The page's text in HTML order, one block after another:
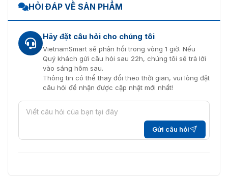
HỎI ĐÁP VỀ SẢN PHẨM
Hãy đặt câu hỏi cho chúng tôi
VietnamSmart sẽ phản hồi trong vòng 1 giờ. Nếu
Quý khách gửi câu hỏi sau 22h, chúng tôi sẽ trả lời
vào sáng hôm sau.
Thông tin có thể thay đổi theo thời gian, vui lòng đặt
câu hỏi để nhận được cập nhật mới nhất!
Gửi câu hỏi